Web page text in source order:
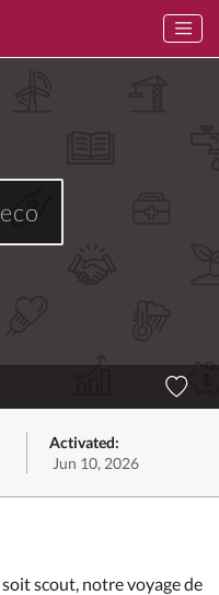
Activated:
Jun 10, 2026
scout, notre voyage de